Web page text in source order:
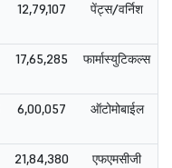
12,79,107 पेंट्स/वर्निश
17,65,285 फार्मास्युटिकल्स
6,00,057 ऑटोमोबाईल
21,84,380 एफएमसीजी